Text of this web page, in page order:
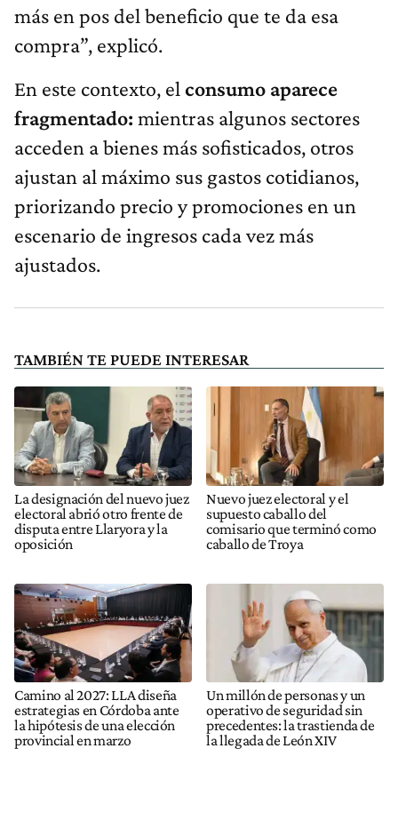
más en pos del beneficio que te da esa
compra”, explicó.
En este contexto, el consumo aparece
fragmentado: mientras algunos sectores
acceden a bienes más sofisticados, otros
ajustan al máximo sus gastos cotidianos,
priorizando precio y promociones en un
escenario de ingresos cada vez más
ajustados.
TAMBIÉN TE PUEDE INTERESAR
La designación del nuevo juez
electoral abrió otro frente de
disputa entre Llaryora y la
oposición
Nuevo juez electoral y el
supuesto caballo del
comisario que terminó como
caballo de Troya
Camino al 2027: LLA diseña
estrategias en Córdoba ante
la hipótesis de una elección
provincial en marzo
Un millón de personas y un
operativo de seguridad sin
precedentes: la trastienda de
la llegada de León XIV